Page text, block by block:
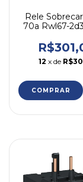
Rele
70a Rwl67-
12 x de
COMPRAR